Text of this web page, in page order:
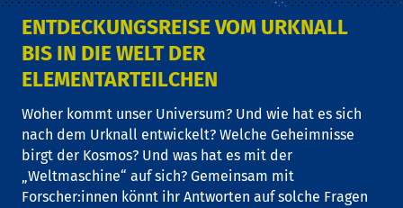
ENTDECKUNGSREISE VOM URKNALL
BIS IN DIE WELT DER
ELEMENTARTEILCHEN
Woher kommt unser Universum? Und wie hat es sich
nach dem Urknall entwickelt? Welche Geheimnisse
birgt der Kosmos? Und was hat es mit der
„Weltmaschine“ auf sich? Gemeinsam mit
Forscher:innen könnt ihr Antworten auf solche Fragen